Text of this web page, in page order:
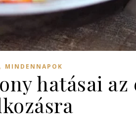
, MINDENNAPOK
hatásai az